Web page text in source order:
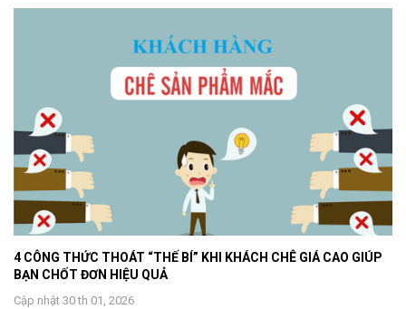
4 CÔNG THỨC THOÁT “THẾ BÍ” KHI KHÁCH CHÊ GIÁ CAO GIÚP
BẠN CHỐT ĐƠN HIỆU QUẢ
Cập nhật 30 th 01, 2026